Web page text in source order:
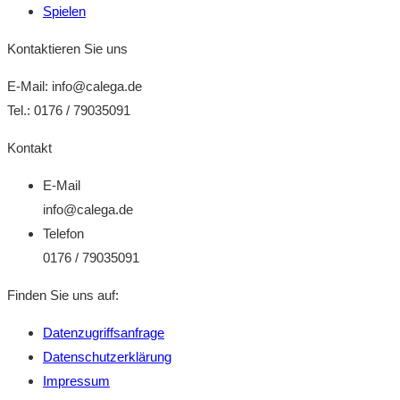
Spielen
Kontaktieren Sie uns
E-Mail: info@calega.de
Tel.: 0176 / 79035091
Kontakt
E-Mail
info@calega.de
Telefon
0176 / 79035091
Finden Sie uns auf:
Facebook
page
opens
Mail
page
Datenzugriffsanfrage
Datenschutzerklärung
Impressum